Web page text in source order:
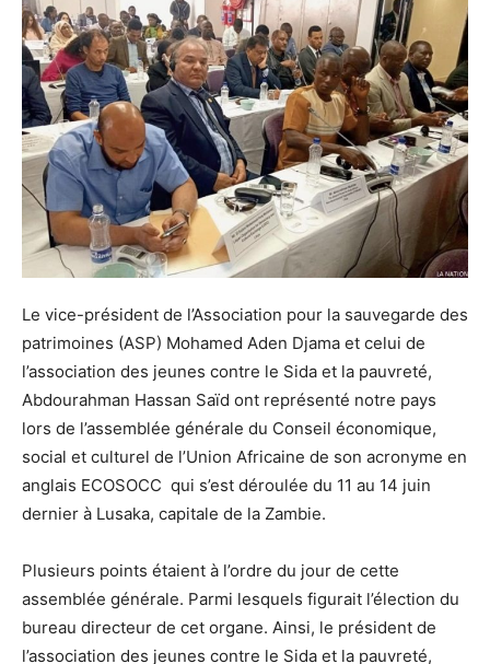
Le vice-président de l’Association pour la sauvegarde des
patrimoines (ASP) Mohamed Aden Djama et celui de
l’association des jeunes contre le Sida et la pauvreté,
Abdourahman Hassan Saïd ont représenté notre pays
lors de l’assemblée générale du Conseil économique,
social et culturel de l’Union Africaine de son acronyme en
anglais ECOSOCC qui s’est déroulée du 11 au 14 juin
dernier à Lusaka, capitale de la Zambie.
Plusieurs points étaient à l’ordre du jour de cette
assemblée générale. Parmi lesquels figurait l’élection du
bureau directeur de cet organe. Ainsi, le président de
l’association des jeunes contre le Sida et la pauvreté,